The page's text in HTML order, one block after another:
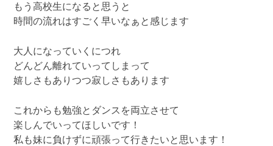
もう高校生になると思うと
時間の流れはすごく早いなぁと感じます
大人になっていくにつれ
どんどん離れていってしまって
嬉しさもありつつ寂しさもあります
これからも勉強とダンスを両立させて
楽しんでいってほしいです！
私も妹に負けずに頑張って行きたいと思います！